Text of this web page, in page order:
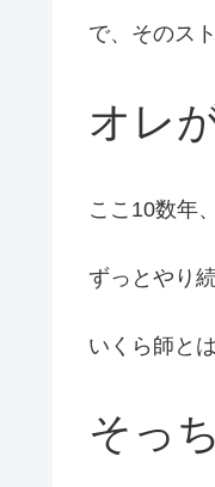
で、そのス
オレ
ここ10数年
ずっとやり
いくら師と
そっ